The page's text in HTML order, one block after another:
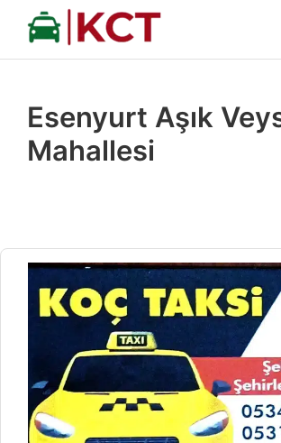
İçeriğe
Esenyurt Aşık
Mahallesi